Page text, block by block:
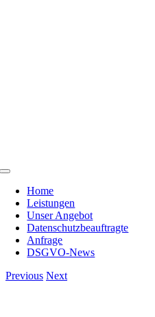
Toggle
NavigationHome
Leistungen
Unser Angebot
Datenschutzbeauftragte
Anfrage
DSGVO-News
Previous Next